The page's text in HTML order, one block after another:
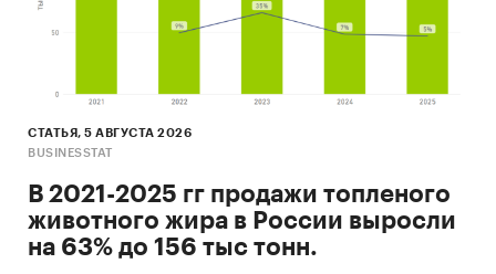
Commodity Statistics, Food and Agriculture
Organization и др.).
Фонда (International Monetary Fund).
Материалы Всемирного банка (World Bank).
Материалы Организации экономического
сотрудничества и развития (Organization for
СТАТЬЯ, 5 АВГУСТА 2026
BUSINESSTAT
В 2021-2025 гг продажи топленого
животного жира в России выросли
на 63% до 156 тыс тонн.